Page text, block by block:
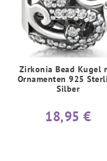
Zirkonia Bead Kugel
Ornamenten 925
Silber
18,95 €